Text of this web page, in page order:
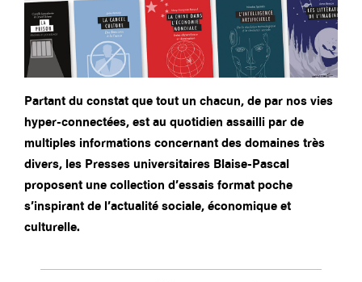
Partant du constat que tout un chacun, de par nos vies
hyper-connectées, est au quotidien assailli par de
multiples informations concernant des domaines très
divers, les Presses universitaires Blaise-Pascal
proposent une collection d’essais format poche
s’inspirant de l’actualité sociale, économique et
culturelle.